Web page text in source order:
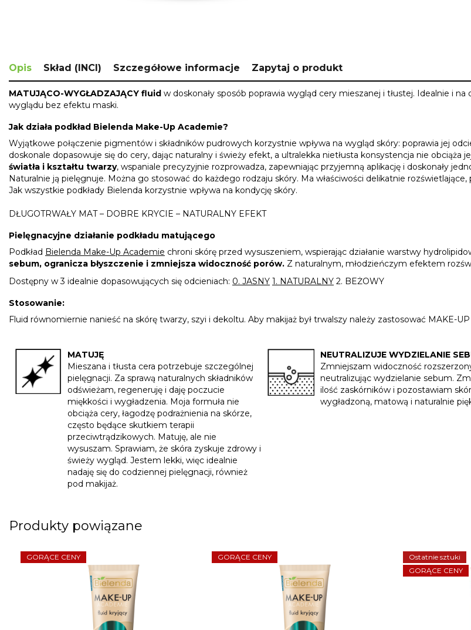
the
beginning
the
images
gallery
Opis Skład (INCI) Szczegółowe informacje Zapytaj o produkt
MATUJĄCO-WYGŁADZAJĄCY fluid w doskonały sposób poprawia wygląd cery mieszanej i tłustej. Idealnie i
wyglądu bez efektu maski.
Jak działa podkład Bielenda Make-Up Academie?
Wyjątkowe połączenie pigmentów i składników pudrowych korzystnie wpływa na wygląd skóry: poprawia jej
doskonale dopasowuje się do cery, dając naturalny i świeży efekt, a ultralekka nietłusta konsystencja nie obciąża
światła i kształtu twarzy, wspaniale precyzyjnie rozprowadza, zapewniając przyjemną aplikację i doskonały
Naturalnie ją pielęgnuje. Można go stosować do każdego rodzaju skóry. Ma właściwości delikatnie
Jak wszystkie podkłady Bielenda korzystnie wpływa na kondycję skóry.
DŁUGOTRWAŁY MAT – DOBRE KRYCIE – NATURALNY EFEKT
Pielęgnacyjne działanie podkładu matującego
Podkład Bielenda Make-Up Academie chroni skórę przed wysuszeniem, wspierając działanie warstwy
sebum, ogranicza błyszczenie i zmniejsza widoczność porów. Z naturalnym, młodzieńczym efektem
Dostępny w 3 idealnie dopasowujących się odcieniach: 0. JASNY 1. NATURALNY 2. BEŻOWY
Stosowanie:
Fluid równomiernie nanieść na skórę twarzy, szyi i dekoltu. Aby makijaż był trwalszy należy zastosować MAKE-
MATUJĘ
Mieszana i tłusta cera potrzebuje szczególnej
pielęgnacji. Za sprawą naturalnych składników
odświeżam, regeneruję i daję poczucie
miękkości i wygładzenia. Moja formuła nie
obciąża cery, łagodzę podrażnienia na skórze,
często będące skutkiem terapii
przeciwtrądzikowych. Matuję, ale nie
wysuszam. Sprawiam, że skóra zyskuje zdrowy i
świeży wygląd. Jestem lekki, więc idealnie
nadaję się do codziennej pielęgnacji, również
pod makijaż.
NEUTRALIZUJE WYDZIELANIE
Zmniejszam widoczność
neutralizując wydzielanie sebum.
ilość zaskórników i pozostawiam
wygładzoną, matową i naturalnie
Produkty powiązane
GORĄCE CENY GORĄCE CENY
Ostatnie sztuki
GORĄCE CENY